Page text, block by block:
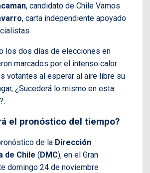
, candidato de Chile Vamos
, carta independiente apoyado
los dos días de elecciones en
marcados por el intenso calor
votantes al esperar al aire libre su
¿Sucederá lo mismo en esta
el pronóstico del tiempo?
de la Dirección
de Chile ( DMC), en el Gran
domingo 24 de noviembre